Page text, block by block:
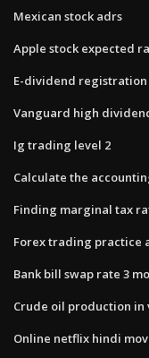
Mexican stock adrs
Apple stock expected
E-dividend
Vanguard high
Ig trading level 2
Calculate the
Finding marginal tax
Forex trading practice
Bank bill swap rate 3
Crude oil production in
Online netflix hindi